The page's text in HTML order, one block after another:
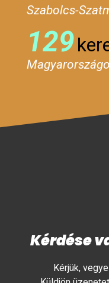
Szabolcs-
129
Kérdése
Kérjük,